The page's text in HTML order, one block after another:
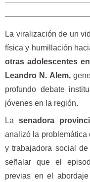
La viralización de un
física y humillación
otras adolescentes
Leandro N. Alem,
profundo debate
jóvenes en la región.
La senadora
analizó la problemática
y trabajadora social
señalar que el
previas en el